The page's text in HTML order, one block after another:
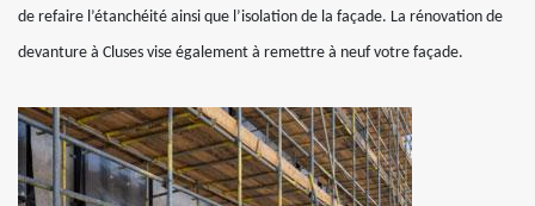
de refaire l’étanchéité ainsi que l’isolation de la façade. La rénovation de
devanture à Cluses vise également à remettre à neuf votre façade.